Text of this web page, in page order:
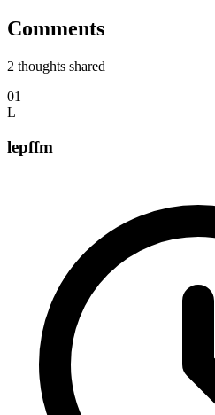
Comments
2 thoughts shared
01
L
lepffm